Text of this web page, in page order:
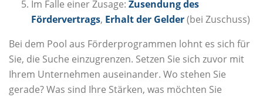
Im Falle einer Zusage: Zusendung des
Fördervertrags, Erhalt der Gelder(bei Zuschuss)
Bei dem Pool aus Förderprogrammen lohnt es sich für
Sie, die Suche einzugrenzen. Setzen Sie sich zuvor mit
Ihrem Unternehmen auseinander. Wo stehen Sie
gerade? Was sind Ihre Stärken, was möchten Sie